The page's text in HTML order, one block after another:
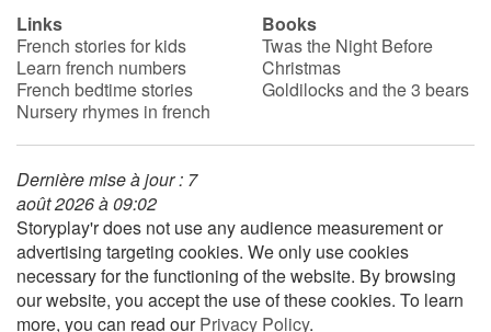
Links
French stories for kids
Learn french numbers
French bedtime stories
Nursery rhymes in french
Books
Twas the Night Before
Christmas
Goldilocks and the 3 bears
Dernière mise à jour : 7
août 2026 à 09:02
Storyplay'r does not use any audience measurement or
advertising targeting cookies. We only use cookies
necessary for the functioning of the website. By browsing
our website, you accept the use of these cookies. To learn
more, you can read ourPrivacy Policy.